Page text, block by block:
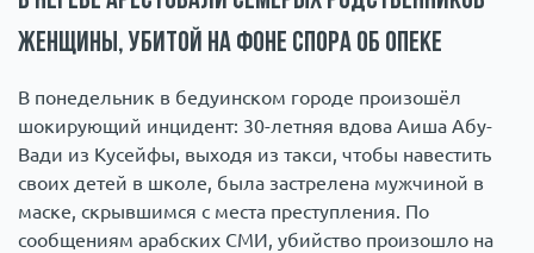
женщины, убитой на фоне спора об опеке
В понедельник в бедуинском городе произошёл
шокирующий инцидент: 30-летняя вдова Аиша Абу-
Вади из Кусейфы, выходя из такси, чтобы навестить
своих детей в школе, была застрелена мужчиной в
маске, скрывшимся с места преступления. По
сообщениям арабских СМИ, убийство произошло на